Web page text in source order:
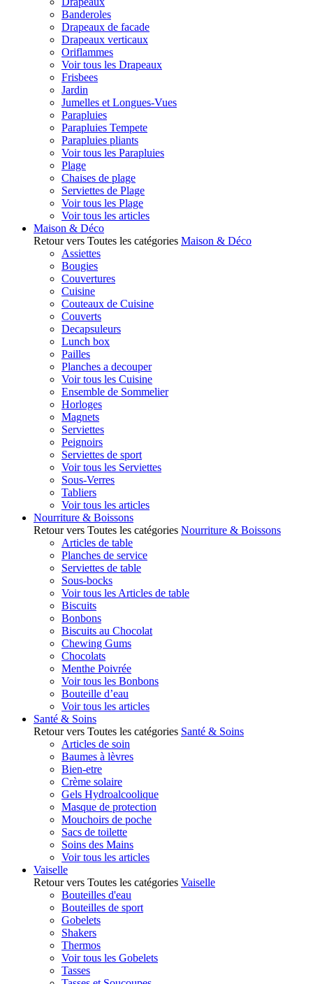
Banderoles
Drapeaux de facade
Drapeaux verticaux
Oriflammes
Voir tous les Drapeaux
Frisbees
Jardin
Jumelles et Longues-Vues
Parapluies
Parapluies Tempete
Parapluies pliants
Voir tous les Parapluies
Plage
Chaises de plage
Serviettes de Plage
Voir tous les Plage
Voir tous les articles
Maison & Déco
Retour vers Toutes les catégories Maison & Déco
Assiettes
Bougies
Couvertures
Cuisine
Couteaux de Cuisine
Couverts
Decapsuleurs
Lunch box
Pailles
Planches a decouper
Voir tous les Cuisine
Ensemble de Sommelier
Horloges
Magnets
Serviettes
Peignoirs
Serviettes de sport
Voir tous les Serviettes
Sous-Verres
Tabliers
Voir tous les articles
Nourriture & Boissons
Retour vers Toutes les catégories Nourriture & Boissons
Articles de table
Planches de service
Serviettes de table
Sous-bocks
Voir tous les Articles de table
Biscuits
Bonbons
Biscuits au Chocolat
Chewing Gums
Chocolats
Menthe Poivrée
Voir tous les Bonbons
Bouteille d’eau
Voir tous les articles
Santé & Soins
Retour vers Toutes les catégories Santé & Soins
Articles de soin
Baumes à lèvres
Bien-etre
Crème solaire
Gels Hydroalcoolique
Masque de protection
Mouchoirs de poche
Sacs de toilette
Soins des Mains
Voir tous les articles
Vaiselle
Retour vers Toutes les catégories Vaiselle
Bouteilles d'eau
Bouteilles de sport
Gobelets
Shakers
Thermos
Voir tous les Gobelets
Tasses